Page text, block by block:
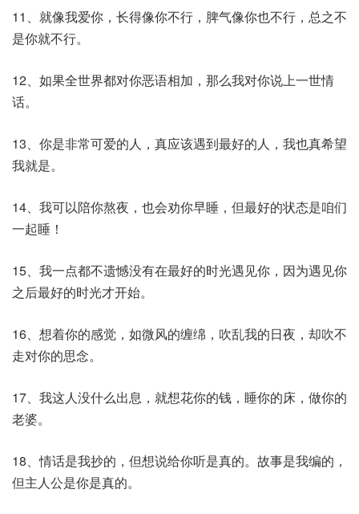
11、就像我爱你，长得像你不行，脾气像你也不行，总之不
是你就不行。
12、如果全世界都对你恶语相加，那么我对你说上一世情
话。
13、你是非常可爱的人，真应该遇到最好的人，我也真希望
我就是。
14、我可以陪你熬夜，也会劝你早睡，但最好的状态是咱们
一起睡！
15、我一点都不遗憾没有在最好的时光遇见你，因为遇见你
之后最好的时光才开始。
16、想着你的感觉，如微风的缠绵，吹乱我的日夜，却吹不
走对你的思念。
17、我这人没什么出息，就想花你的钱，睡你的床，做你的
老婆。
18、情话是我抄的，但想说给你听是真的。故事是我编的，
但主人公是你是真的。